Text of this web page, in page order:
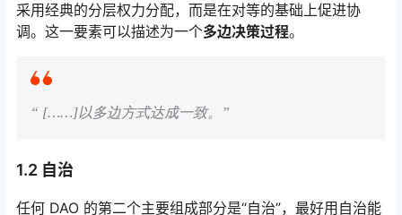
采用经典的分层权力分配，而是在对等的基础上促进协
调。这一要素可以描述为一个多边决策过程。
“ [……]以多边方式达成一致。”
1.2 自治
任何 DAO 的第二个主要组成部分是“自治”，最好用自治能